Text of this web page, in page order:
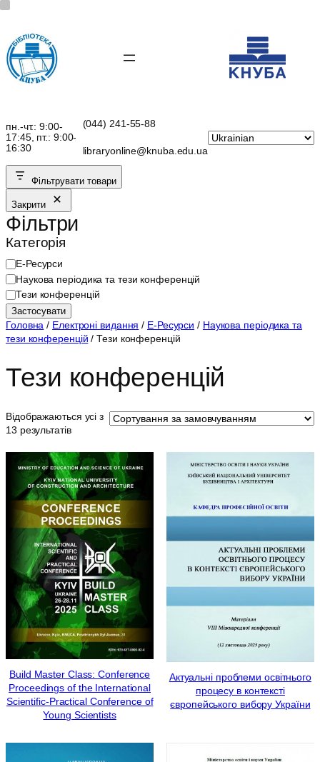
Перейти
вмісту
пн.-чт.: 9:00-
17:45, пт.: 9:00-
16:30
(044) 241-55-88
libraryonline@knuba.edu.ua
Фільтрувати товари
Закрити
Фільтри
Категорія
К
а
т
е
г
о
р
я
Е-Ресурси
Наукова періодика та тези конференцій
Тези конференцій
Застосувати
Головна / Електроні видання / Е-Ресурси / Наукова періодика та
тези конференцій / Тези конференцій
Тези конференцій
Відображаються усі з
13 результатів
Build Master Class: Сonference
Proceedings of the International
Scientific-Practical Conference of
Young Scientists
Актуальні проблеми освітнього
процесу в контексті
європейського вибору України